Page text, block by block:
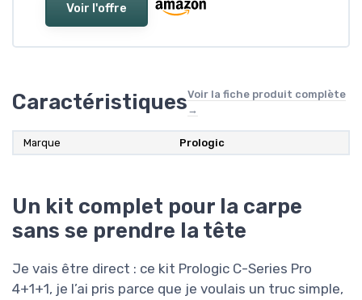
Voir l'offre
CaractéristiquesVoir la fiche produit complète
→
Marque ‎Prologic
Un kit complet pour la carpe
sans se prendre la tête
Je vais être direct : ce kit Prologic C-Series Pro
4+1+1, je l’ai pris parce que je voulais un truc simple,